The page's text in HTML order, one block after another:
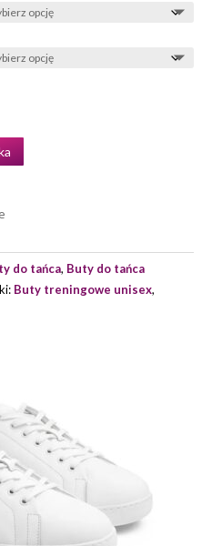
do tańca, Buty do tańca
Buty treningowe unisex,